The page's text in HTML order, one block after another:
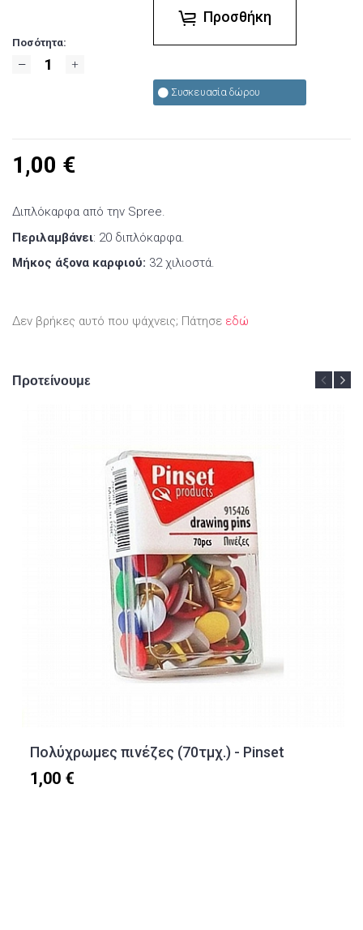
Ποσότητα:
Προσθήκη
Συσκευασία δώρου
1,00 €
Διπλόκαρφα από την Spree.
Περιλαμβάνει: 20 διπλόκαρφα.
Μήκος άξονα καρφιού: 32 χιλιοστά.
Δεν βρήκες αυτό που ψάχνεις; Πάτησε εδώ
Προτείνουμε
Πολύχρωμες πινέζες (70τμχ.) - Pinset
1,00 €